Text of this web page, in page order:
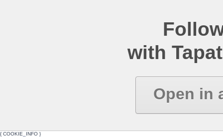
with
Open in
{ COOKIE_INFO }